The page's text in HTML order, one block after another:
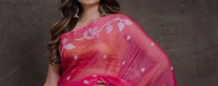
இலகுவாகவும், காற்றோட்டமாகவும், அதே
சமயம் உடலோடு ஒட்டாமல் கொஞ்சம்
ஃபார்மல் லுக் தரக்கூடியதாகவும்
இருக்கும்.
Image credits: Pinterest